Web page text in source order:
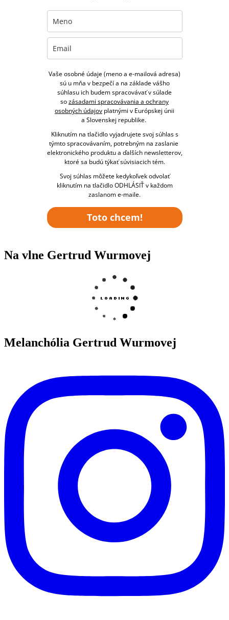
Vaše osobné údaje (meno a e-mailová adresa)
sú u mňa v bezpečí a na základe vášho
súhlasu ich budem spracovávať v súlade
sozásadami spracovávania a ochrany
osobných údajov platnými v Európskej únii
a Slovenskej republike.
Kliknutím na tlačidlo vyjadrujete svoj súhlas s
týmto spracovávaním, potrebným na zaslanie
elektronického produktu a ďalších newsletterov,
ktoré sa budú týkať súvisiacich tém.
Svoj súhlas môžete kedykoľvek odvolať
kliknutím na tlačidlo ODHLÁSIŤ v každom
zaslanom e-maile.
Toto chcem!
Na vlne Gertrud Wurmovej
Melanchólia Gertrud Wurmovej